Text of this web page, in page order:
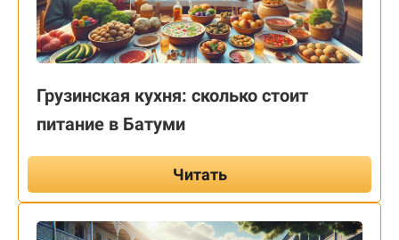
Грузинская кухня: сколько стоит
питание в Батуми
Читать